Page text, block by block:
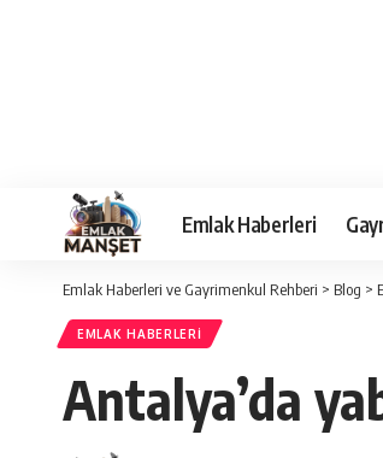
Emlak Haberleri
Emlak Haberleri ve Gayrimenkul Rehberi > Blog >
EMLAK HABERLERI
Antalya’da